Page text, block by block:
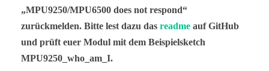
„MPU9250/MPU6500 does not respond“
zurückmelden. Bitte lest dazu das readme auf GitHub
und prüft euer Modul mit dem Beispielsketch
MPU9250_who_am_I.